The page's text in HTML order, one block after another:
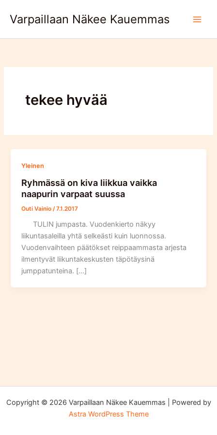
Varpaillaan Näkee Kauemmas
tekee hyvää
Yleinen
Ryhmässä on kiva liikkua vaikka
naapurin varpaat suussa
Outi Vainio /7.1.2017
TULIN jumpasta. Vuodenkierto näkyy
liikuntasaleilla yhtä selkeästi kuin luonnossa.
Vuodenvaihteen päätökset reippaammasta arjesta
ilmentyvät liikuntakeskusten täpötäysinä
jumppatunteina. […]
Copyright © 2026 Varpaillaan Näkee Kauemmas | Powered by
Astra WordPress Theme